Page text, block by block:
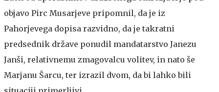
objavo Pirc Musarjeve pripomnil, da je iz
Pahorjevega dopisa razvidno, da je takratni
predsednik države ponudil mandatarstvo Janezu
Janši, relativnemu zmagovalcu volitev, in nato še
Marjanu Šarcu, ter izrazil dvom, da bi lahko bili